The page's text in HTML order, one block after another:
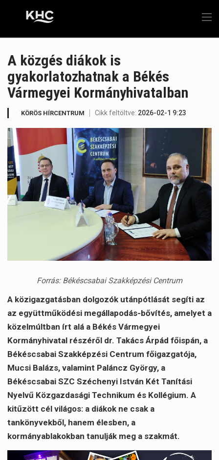
A közgés diákok is
gyakorlatozhatnak a Békés
Vármegyei Kormányhivatalban
KÖRÖS HÍRCENTRUM Cikk feltöltve: 2026-02-1 9:23
Forrás: Békéscsabai Szakképzési Centrum
A közigazgatásban dolgozók utánpótlását segíti az
az együttműködési megállapodás-bővítés, amelyet a
közelmúltban írt alá a Békés Vármegyei
Kormányhivatal részéről dr. Takács Árpád főispán, a
Békéscsabai Szakképzési Centrum főigazgatója,
Mucsi Balázs, valamint Paláncz György, a
Békéscsabai SZC Széchenyi István Két Tanítási
Nyelvű Közgazdasági Technikum és Kollégium. A
kitűzött cél világos: a diákok ne csak a
tankönyvekből, hanem élesben, a
kormányablakokban tanulják meg a szakmát.